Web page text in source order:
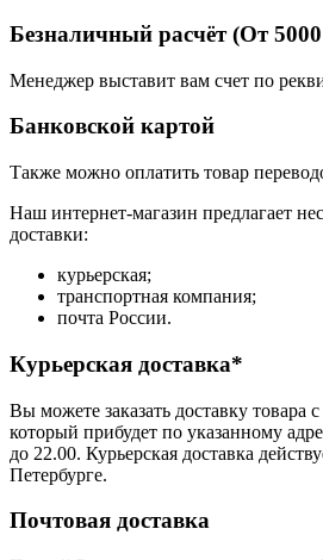
Безналичный расчёт (От
Менеджер выставит вам счет по
Банковской картой
Также можно оплатить товар
Наш интернет-магазин предлагает
доставки:
курьерская;
транспортная компания;
почта России.
Курьерская доставка*
Вы можете заказать доставку товара
который прибудет по указанному
до 22.00. Курьерская доставка
Петербурге.
Почтовая доставка